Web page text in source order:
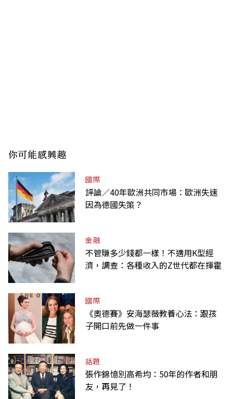
你可能感興趣
國際
評論／40年歐洲共同市場：歐洲失速
因為德國失策？
金融
不管賺多少錢都一樣！不適用K型經
濟，調查：各種收入的Z世代都在揮霍
國際
《奧德賽》安海瑟薇教養心法：跟孩
子開口前先做一件事
話題
張作錦憶別高希均：50年的作者和朋
友，再見了！